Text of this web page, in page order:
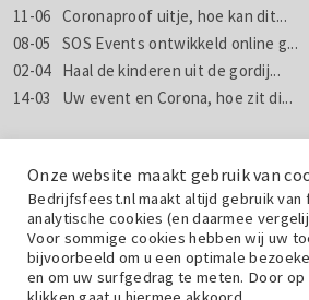
11-06 Coronaproof uitje, hoe kan dit...
08-05
SOS Events ontwikkeld online g...
02-04
Haal de kinderen uit de gordij...
14-03
Uw event en Corona, hoe zit di...
Wil jij weten wat wij doen met jouw
privacyverklaring.
Onze website maakt gebruik van
Bedrijfsfeest.nl maakt altijd gebruik van
analytische cookies (en daarmee
Voor sommige cookies hebben wij uw
bijvoorbeeld om u een optimale
en om uw surfgedrag te meten. Door op